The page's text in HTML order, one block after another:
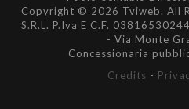
Copyright © 2026 Tviweb. All
S.R.L. P.Iva E C.F.
- Via Monte
Concessionaria
Credits -